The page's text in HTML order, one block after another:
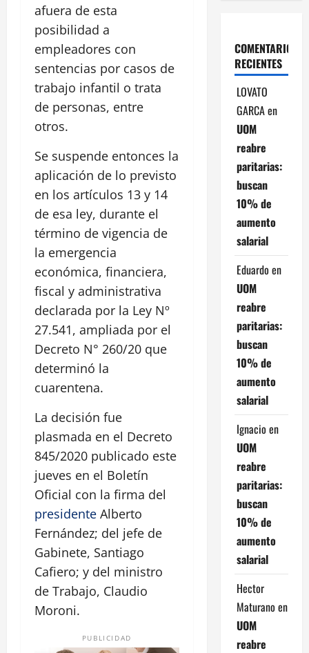
afuera de esta
posibilidad a
empleadores con
sentencias por casos de
trabajo infantil o trata
de personas, entre
otros.
Se suspende entonces la
aplicación de lo previsto
en los artículos 13 y 14
de esa ley, durante el
término de vigencia de
la emergencia
económica, financiera,
fiscal y administrativa
declarada por la Ley Nº
27.541, ampliada por el
Decreto N° 260/20 que
determinó la
cuarentena.
La decisión fue
plasmada en el Decreto
845/2020 publicado este
jueves en el Boletín
Oficial con la firma del
presidente Alberto
Fernández; del jefe de
Gabinete, Santiago
Cafiero; y del ministro
de Trabajo, Claudio
Moroni.
PUBLICIDAD
COMENTARIOS
RECIENTES
LOVATO
GARCAen
UOM
reabre
paritarias:
buscan
10% de
aumento
salarial
Eduardo en
UOM
reabre
paritarias:
buscan
10% de
aumento
salarial
Ignacio en
UOM
reabre
paritarias:
buscan
10% de
aumento
salarial
Hector
Maturano en
UOM
reabre